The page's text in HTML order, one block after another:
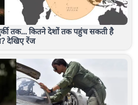
तक... कितने देशों तक पहुंच सकती है
देखिए रेंज